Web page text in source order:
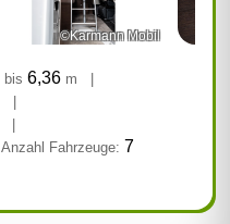
©Karmann Mobil
bis 6,36 m
Anzahl Fahrzeuge: 7